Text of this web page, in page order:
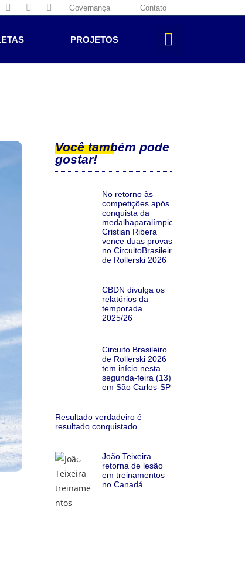
Governança Contato
PROJETOS
Você também pode
gostar!
No retorno às
competições após a
conquista da
medalhaparalímpica,
Cristian Ribera
vence duas provas
no CircuitoBrasileiro
de Rollerski 2026
CBDN divulga os
relatórios da
temporada
2025/26
Circuito Brasileiro
de Rollerski 2026
tem início nesta
segunda-feira (13)
em São Carlos-SP
Resultado verdadeiro é
resultado conquistado
João Teixeira
retorna de lesão
em treinamentos
no Canadá